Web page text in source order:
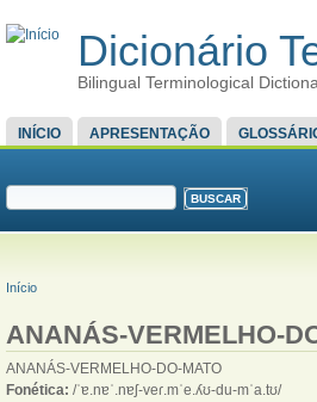
Dicionário
Bilingual Terminological
MENU PRINCIPAL
INÍCIO APRESENTAÇÃO
FORMULÁRIO DE BUSCA
VOCÊ ESTÁ AQUI
Início
ANANÁS-VERMELHO-
ANANÁS-VERMELHO-DO-MATO
Fonética: /ˈɐ.nɐˈ.nɐʃ-veɾ.mˈe.ʎʊ-du-mˈa.tʊ/